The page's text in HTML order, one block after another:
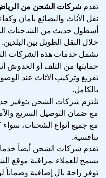
تقدم شركات الشحن من
نقل الأثاث والبضائع بأمان
أسطول حديث من الشاحنات
خلال النقل الطويل بين البلدين.
تشمل خدمات هذه الشركات
حمايتها من التلف أو الخدوش
تفريغ وتركيب الأثاث عند
بالكامل.
تلتزم شركات الشحن بتوفير
مع ضمان التوصيل السريع
مع جميع أنواع الشحنات، سواء
تنافسية.
تقدم شركات الشحن أيضاً
يسمح للعملاء بمراقبة موقع
توفر راحة بال إضافية وضماناً